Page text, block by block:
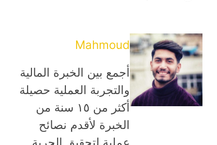
Mahmoud
أجمع بين الخبرة المالية
والتجربة العملية حصيلة
أكثر من ١٥ سنة من
الخبرة لأقدم نصائح